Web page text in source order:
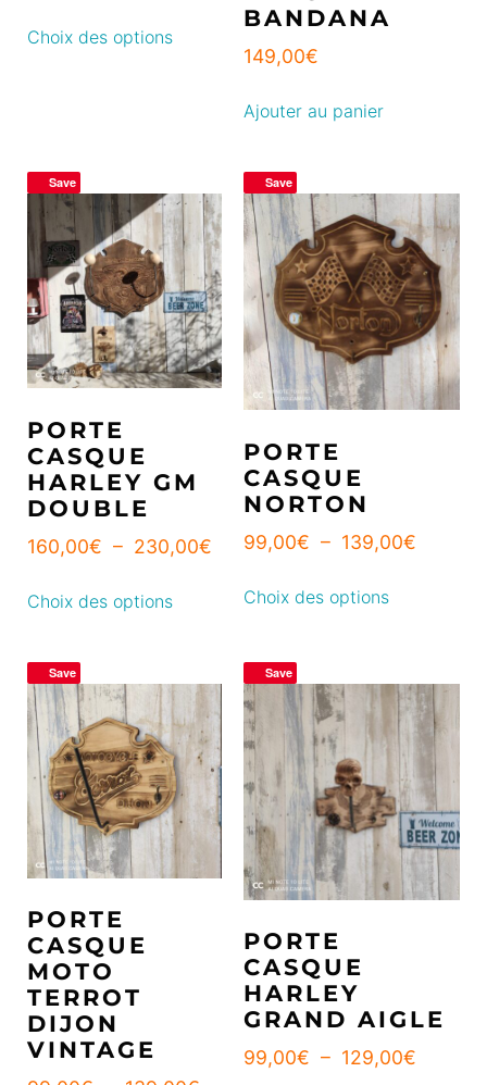
Choix des options
BANDANA
149,00€
Ajouter au panier
Save
PORTE
CASQUE
HARLEY GM
DOUBLE
160,00€ – 230,00€
Choix des options
Save
PORTE
CASQUE
NORTON
99,00€ – 139,00€
Choix des options
Save
PORTE
CASQUE
MOTO
TERROT
DIJON
VINTAGE
Save
PORTE
CASQUE
HARLEY
GRAND AIGLE
99,00€ – 129,00€